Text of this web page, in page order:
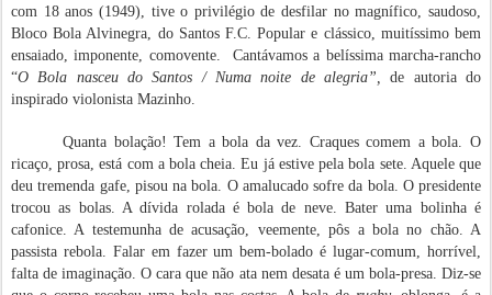
com 18 anos (1949), tive o privilégio de desfilar no magnífico, saudoso,
Bloco Bola Alvinegra, do Santos F.C. Popular e clássico, muitíssimo bem
ensaiado, imponente, comovente. Cantávamos a belíssima marcha-rancho
“O Bola nasceu do Santos / Numa noite de alegria”,
de autoria do
inspirado violonista Mazinho.
Quanta bolação! Tem a bola da vez. Craques comem a bola. O
ricaço, prosa, está com a bola cheia. Eu já estive pela bola sete. Aquele que
deu tremenda gafe, pisou na bola. O amalucado sofre da bola. O presidente
trocou as bolas. A dívida rolada é bola de neve. Bater uma bolinha é
cafonice. A testemunha de acusação, veemente, pôs a bola no chão. A
passista rebola. Falar em fazer um bem-bolado é lugar-comum, horrível,
falta de imaginação. O cara que não ata nem desata é um bola-presa. Diz-se